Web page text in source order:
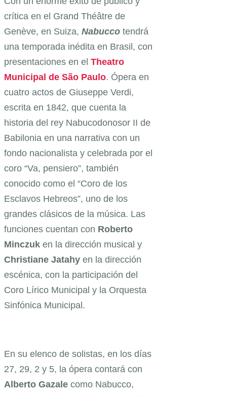
crítica en el Grand Théâtre de
Genève, en Suiza, Nabucco tendrá
una temporada inédita en Brasil, con
presentaciones en el Theatro
Municipal de São Paulo. Ópera en
cuatro actos de Giuseppe Verdi,
escrita en 1842, que cuenta la
historia del rey Nabucodonosor II de
Babilonia en una narrativa con un
fondo nacionalista y celebrada por el
coro “Va, pensiero”, también
conocido como el “Coro de los
Esclavos Hebreos”, uno de los
grandes clásicos de la música. Las
funciones cuentan con Roberto
Minczuk en la dirección musical y
Christiane Jatahy en la dirección
escénica, con la participación del
Coro Lírico Municipal y la Orquesta
Sinfónica Municipal.
En su elenco de solistas, en los días
27, 29, 2 y 5, la ópera contará con
Alberto Gazale como Nabucco,